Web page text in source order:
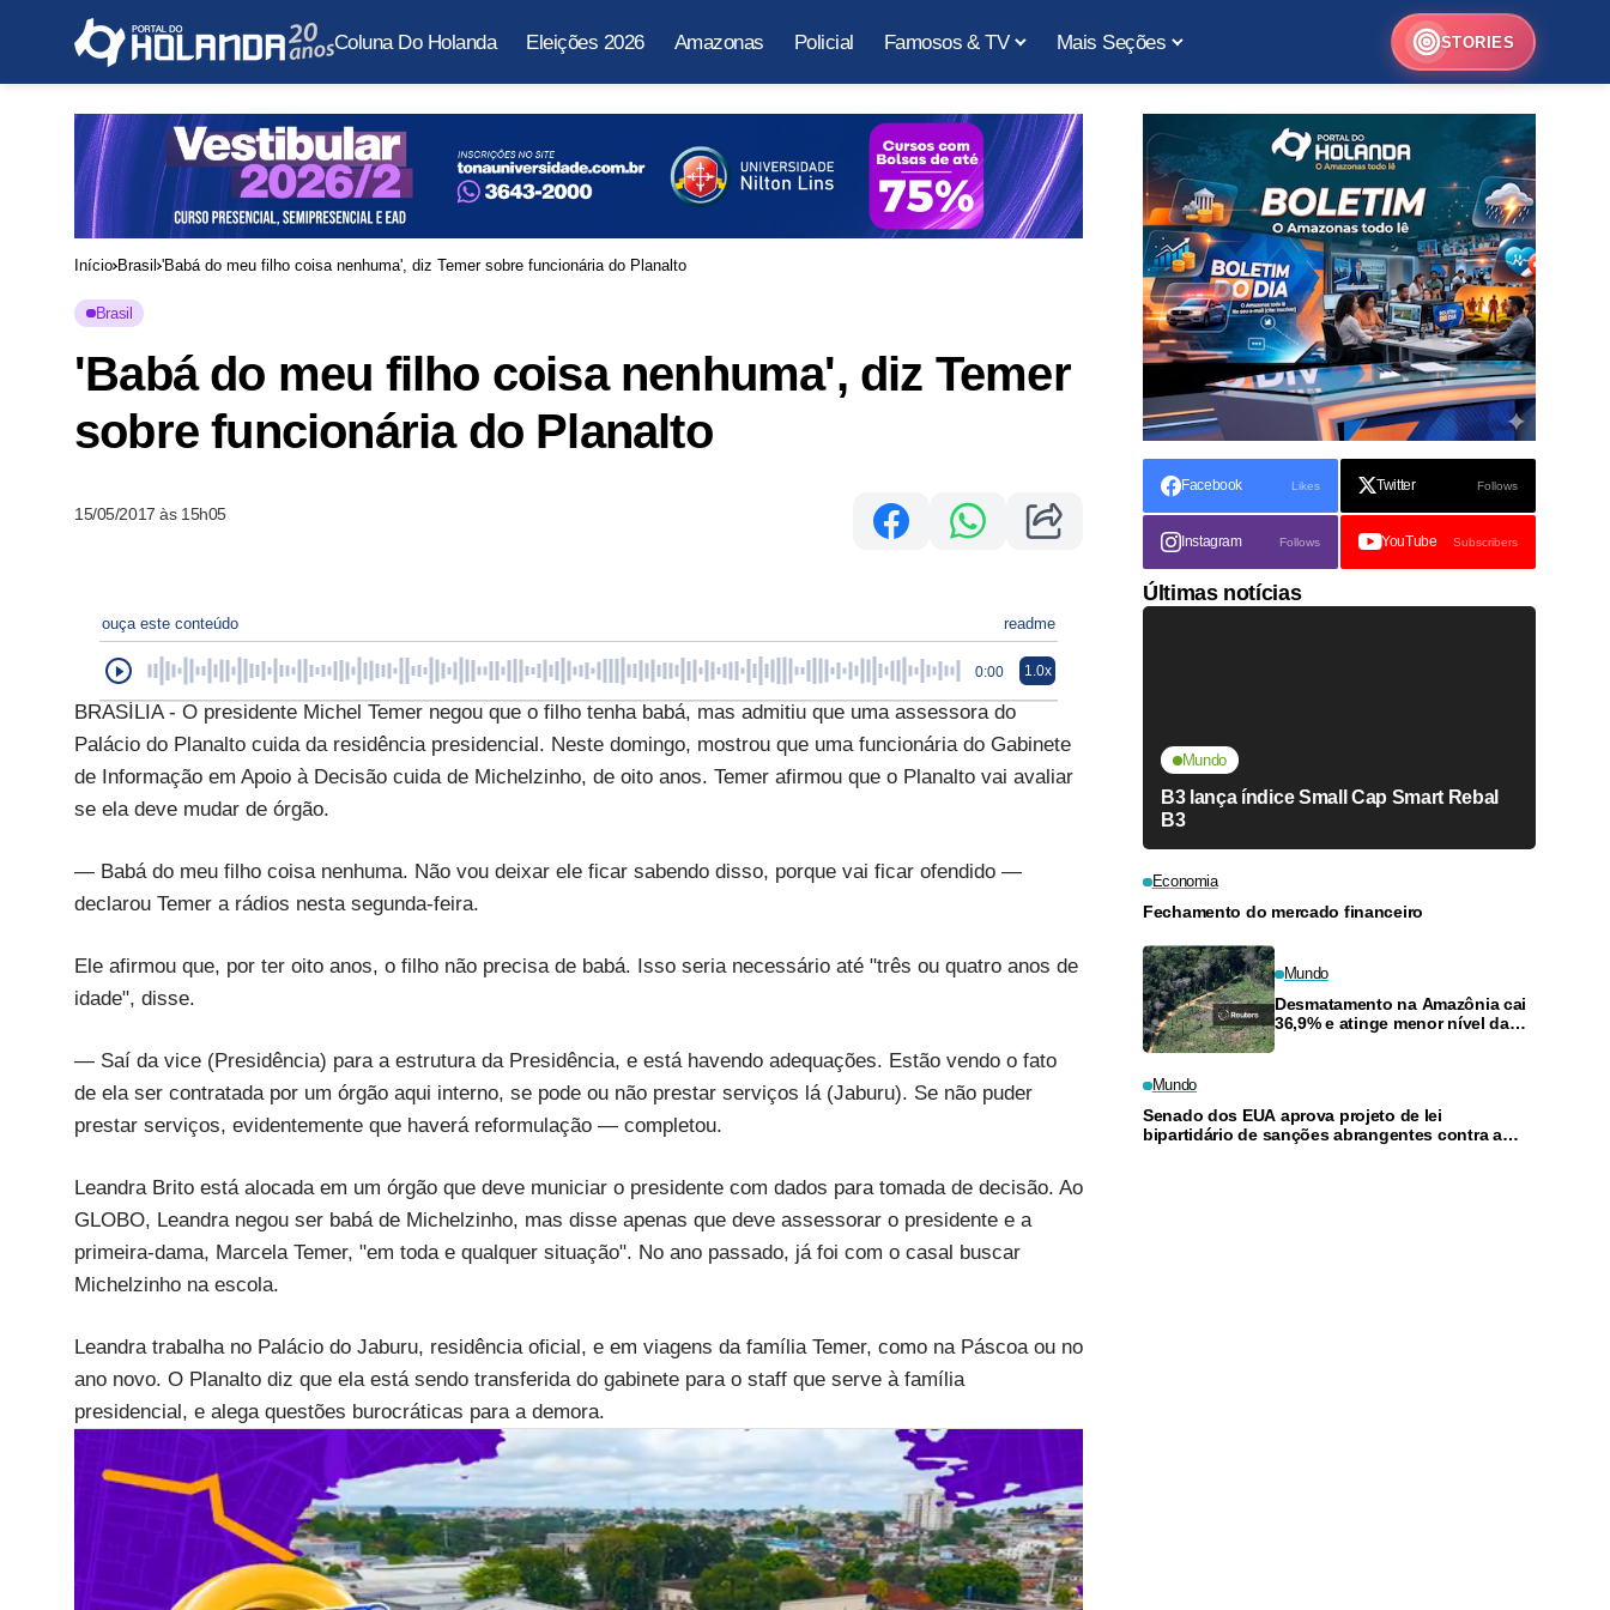
Coluna Do Holanda Eleições 2026 Amazonas Policial Famosos & TV Mais Seções STORIES
Início Brasil 'Babá do meu filho coisa nenhuma', diz Temer sobre funcionária do Planalto
Brasil
'Babá do meu filho coisa nenhuma', diz Temer
sobre funcionária do Planalto
15/05/2017 às 15h05
ouça este conteúdo readme
0:00 1.0x
BRASÍLIA - O presidente Michel Temer negou que o filho tenha babá, mas admitiu que uma assessora do
Palácio do Planalto cuida da residência presidencial. Neste domingo, mostrou que uma funcionária do Gabinete
de Informação em Apoio à Decisão cuida de Michelzinho, de oito anos. Temer afirmou que o Planalto vai avaliar
se ela deve mudar de órgão.
— Babá do meu filho coisa nenhuma. Não vou deixar ele ficar sabendo disso, porque vai ficar ofendido —
declarou Temer a rádios nesta segunda-feira.
Ele afirmou que, por ter oito anos, o filho não precisa de babá. Isso seria necessário até "três ou quatro anos de
idade", disse.
— Saí da vice (Presidência) para a estrutura da Presidência, e está havendo adequações. Estão vendo o fato
de ela ser contratada por um órgão aqui interno, se pode ou não prestar serviços lá (Jaburu). Se não puder
prestar serviços, evidentemente que haverá reformulação — completou.
Leandra Brito está alocada em um órgão que deve municiar o presidente com dados para tomada de decisão. Ao
GLOBO, Leandra negou ser babá de Michelzinho, mas disse apenas que deve assessorar o presidente e a
primeira-dama, Marcela Temer, "em toda e qualquer situação". No ano passado, já foi com o casal buscar
Michelzinho na escola.
Leandra trabalha no Palácio do Jaburu, residência oficial, e em viagens da família Temer, como na Páscoa ou no
ano novo. O Planalto diz que ela está sendo transferida do gabinete para o staff que serve à família
presidencial, e alega questões burocráticas para a demora.
Facebook Likes Twitter Follows
Instagram Follows YouTube Subscribers
Últimas notícias
Mundo
B3 lança índice Small Cap Smart Rebal
B3
Economia
Fechamento do mercado financeiro
Mundo
Desmatamento na Amazônia cai
36,9% e atinge menor nível da
Mundo
Senado dos EUA aprova projeto de lei
bipartidário de sanções abrangentes contra a